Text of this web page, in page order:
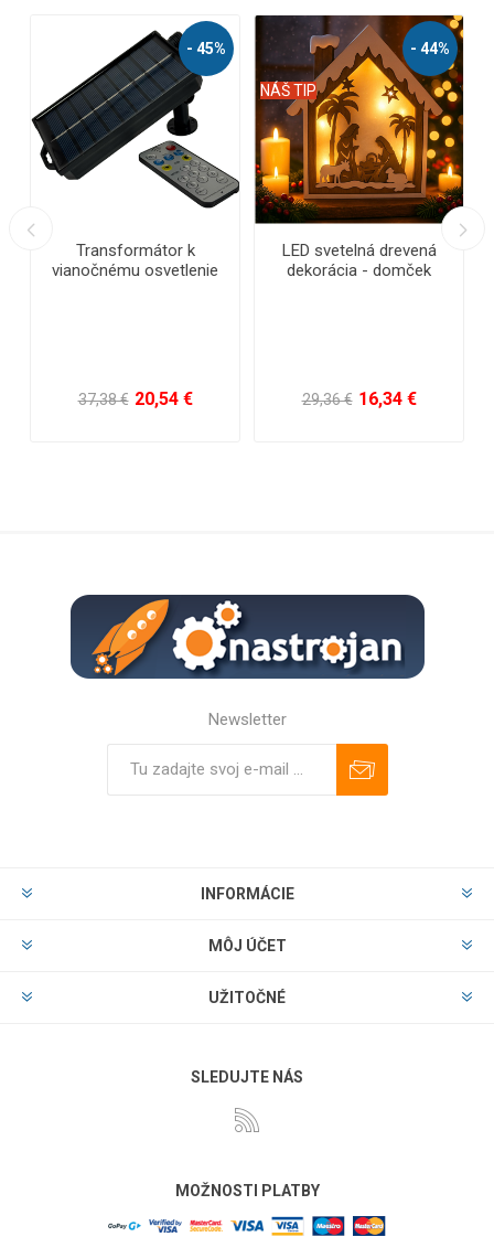
- 56%
NÁŠ TIP
LED vianočná reťaz -
ježko, vonkajšie 1000 LED
170,10 € 75,56 €
- 62%
NÁŠ TIP
LED vianočná reťaz -
ježko, vonkajšia 2000
321,30 € 121,76 €
Newsletter
INFORMÁCIE
MÔJ ÚČET
UŽITOČNÉ
SLEDUJTE NÁS
MOŽNOSTI PLATBY